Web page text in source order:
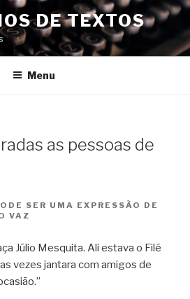
DE TEXTOS
Menu
as pessoas de
SER UMA EXPRESSÃO DE
VAZ
Júlio Mesquita. Ali estava o Filé
vezes jantara com amigos de